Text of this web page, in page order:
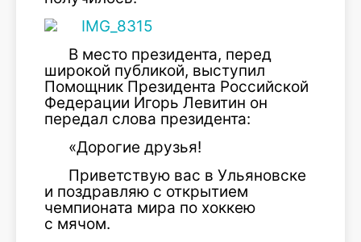
В место президента, перед
широкой публикой, выступил
Помощник Президента Российской
Федерации Игорь Левитин он
передал слова президента:
«Дорогие друзья!
Приветствую вас в Ульяновске
и поздравляю с открытием
чемпионата мира по хоккею
с мячом.